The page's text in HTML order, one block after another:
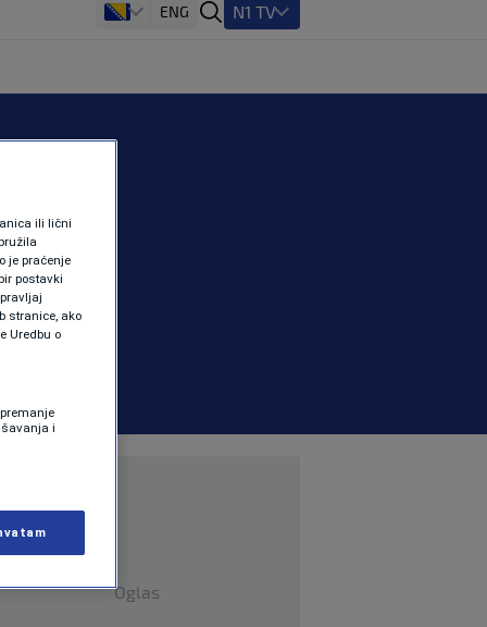
ENG N1 TV
Oglas
ili lični
je praćenje
postavki
stranice, ako
Uredbu o
i